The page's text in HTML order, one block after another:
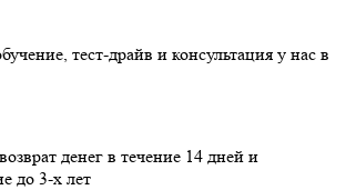
тест-драйв и консультация у нас в
возврат денег в течение 14 дней и
до 3-х лет